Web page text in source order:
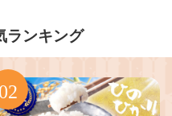
ランキング